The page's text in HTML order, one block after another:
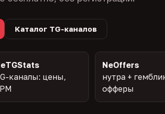
Каталог TG-каналов
каналы: цены,
NeOffers
нутра +
офферы